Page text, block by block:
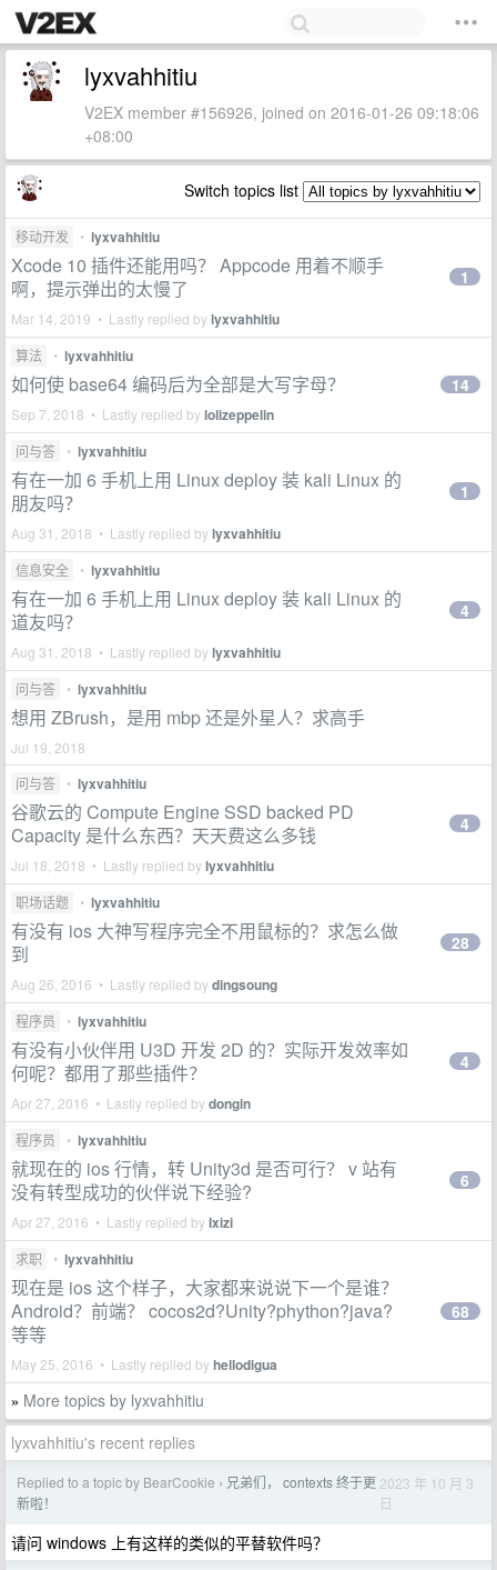
lyxvahhitiu
V2EX member #156926, joined on 2016-01-26 09:18:06
+08:00
Switch topics list
移动开发 • lyxvahhitiu
Xcode 10 插件还能用吗？ Appcode 用着不顺手
啊，提示弹出的太慢了
Mar 14, 2019 • Lastly replied bylyxvahhitiu
1
算法 • lyxvahhitiu
如何使 base64 编码后为全部是大写字母？
Sep 7, 2018 • Lastly replied bylolizeppelin
14
问与答 • lyxvahhitiu
有在一加 6 手机上用 Linux deploy 装 kali Linux 的
朋友吗？
Aug 31, 2018 • Lastly replied bylyxvahhitiu
1
信息安全 • lyxvahhitiu
有在一加 6 手机上用 Linux deploy 装 kali Linux 的
道友吗？
Aug 31, 2018 • Lastly replied bylyxvahhitiu
4
问与答 • lyxvahhitiu
想用 ZBrush，是用 mbp 还是外星人？求高手
Jul 19, 2018
问与答
• lyxvahhitiu
谷歌云的 Compute Engine SSD backed PD
Capacity 是什么东西？天天费这么多钱
Jul 18, 2018 • Lastly replied bylyxvahhitiu
4
职场话题 • lyxvahhitiu
有没有 ios 大神写程序完全不用鼠标的？求怎么做
到
Aug 26, 2016 • Lastly replied bydingsoung
28
程序员 • lyxvahhitiu
有没有小伙伴用 U3D 开发 2D 的？实际开发效率如
何呢？都用了那些插件？
Apr 27, 2016 • Lastly replied bydongin
4
程序员 • lyxvahhitiu
就现在的 ios 行情，转 Unity3d 是否可行？ v 站有
没有转型成功的伙伴说下经验?
Apr 27, 2016 • Lastly replied byIxizi
6
求职 • lyxvahhitiu
现在是 ios 这个样子，大家都来说说下一个是谁？
Android？前端？ cocos2d?Unity?phython?java?
等等
May 25, 2016 • Lastly replied byhellodigua
68
» More topics by lyxvahhitiu
lyxvahhitiu's recent replies
Replied to a topic by BearCookie › 兄弟们， contexts 终于更
新啦！
2023 年 10 月 3
日
请问 windows 上有这样的类似的平替软件吗？